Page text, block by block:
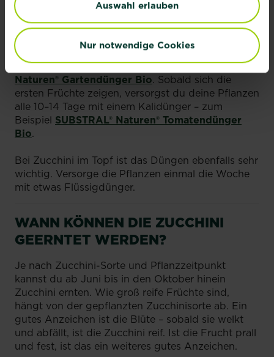
Auswahl erlauben
Nur notwendige Cookies
Ebenso wichtig ist es, die Zucchini zu düngen. Sie
gehören zu den sogenannten Starkzehrern. Diese
entziehen dem Boden viele Nährstoffe, allen voran
Stickstoff. Dünge deine Zucchini regelmäßig mit
einem Universaldünger wie demSUBSTRAL®
Naturen® Gartendünger Bio. Sobald sich die
ersten Früchte zeigen, versorgst du deine Pflanzen
alle 10–14 Tage mit einem Kalidünger – zum
Beispiel SUBSTRAL® Naturen® Tomatendünger
Bio.
Bei Zucchini im Topf ist das Düngen ebenfalls sehr
wichtig. Versorge die Pflanzen einmal die Woche
mit etwas Flüssigdünger.
WANN KÖNNEN DIE ZUCCHINI
GEERNTET WERDEN?
Je nach Zucchini-Sorte und Pflanzzeitpunkt
kannst du ab Juni bis in den Oktober hinein
Zucchini ernten. Wie groß reife Früchte sind,
hängt von der gepflanzten Zucchinisorte ab. Ein
gutes Anzeichen ist die Blüte – sobald sie welkt
und abfällt, ist die Zucchini reif. Ist die Frucht prall
und fest, ist das ein weiteres gutes Anzeichen.